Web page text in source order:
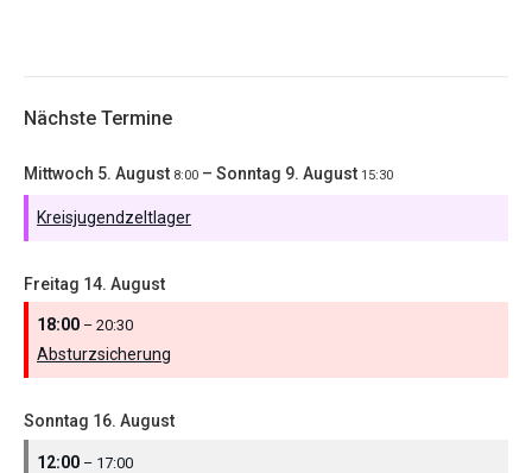
Nächste Termine
Mittwoch 5. August 8:00 – Sonntag 9. August 15:30
Kreisjugendzeltlager
Freitag 14. August
18:00 – 20:30
Absturzsicherung
Sonntag 16. August
12:00 – 17:00